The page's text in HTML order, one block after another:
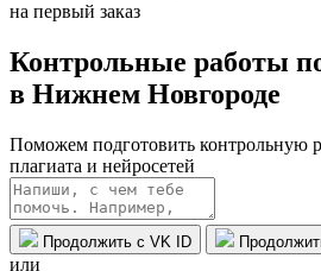
на первый заказ
Контрольные работы
в Нижнем Новгороде
Поможем подготовить контрольную
плагиата и нейросетей
Продолжить с VK ID
или